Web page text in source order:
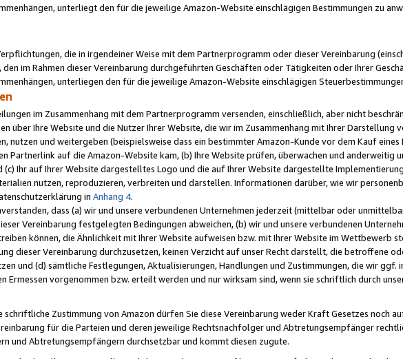
unterliegt den für die jeweilige Amazon-Website einschlägigen Bestimmungen zu
die in irgendeiner Weise mit dem Partnerprogramm oder dieser Vereinbarung
im Rahmen dieser Vereinbarung durchgeführten Geschäften oder Tätigkeiten oder Ihrer
unterliegen den für die jeweilige Amazon-Website einschlägigen
im Zusammenhang mit dem Partnerprogramm versenden, einschließlich, aber nicht
über Ihre Website und die Nutzer Ihrer Website, die wir im Zusammenhang mit Ihrer Darstellung
nutzen und weitergeben (beispielsweise dass ein bestimmter Amazon-Kunde vor dem Kauf
Partnerlink auf die Amazon-Website kam, (b) Ihre Website prüfen, überwachen und anderweitig
(c) Ihr auf Ihrer Website dargestelltes Logo und die auf Ihrer Website dargestellte
nutzen, reproduzieren, verbreiten und darstellen. Informationen darüber, wie wir
in Anhang 4.
dass (a) wir und unsere verbundenen Unternehmen jederzeit (mittelbar oder
Vereinbarung festgelegten Bedingungen abweichen, (b) wir und unsere verbundenen
können, die Ähnlichkeit mit Ihrer Website aufweisen bzw. mit Ihrer Website im Wettbewerb
dieser Vereinbarung durchzusetzen, keinen Verzicht auf unser Recht darstellt, die betroffene
und (d) sämtliche Festlegungen, Aktualisierungen, Handlungen und Zustimmungen, die wir ggf.
Ermessen vorgenommen bzw. erteilt werden und nur wirksam sind, wenn sie schriftlich durch
schriftliche Zustimmung von Amazon dürfen Sie diese Vereinbarung weder Kraft Gesetzes noch
für die Parteien und deren jeweilige Rechtsnachfolger und Abtretungsempfänger
und Abtretungsempfängern durchsetzbar und kommt diesen zugute.